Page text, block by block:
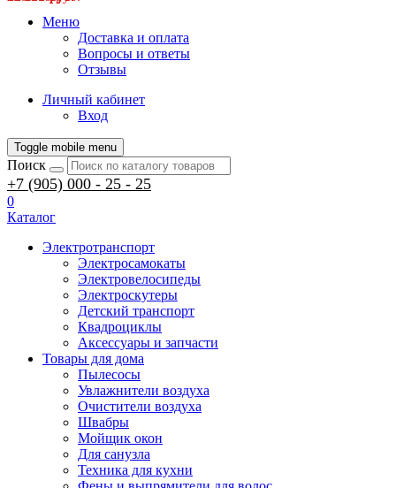
Меню
Доставка и оплата
Вопросы и ответы
Отзывы
Личный кабинет
Вход
Toggle mobile menu
Поиск
+7 (905) 000 - 25 - 25
0
Каталог
Электротранспорт
Электросамокаты
Электровелосипеды
Электроскутеры
Детский транспорт
Квадроциклы
Аксессуары и запчасти
Товары для дома
Пылесосы
Увлажнители воздуха
Очистители воздуха
Швабры
Мойщик окон
Для санузла
Техника для кухни